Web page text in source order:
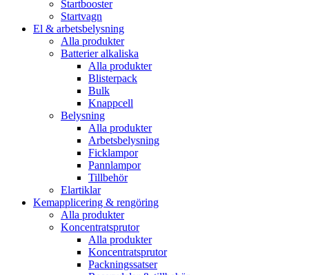
Startbooster
Startvagn
El & arbetsbelysning
Alla produkter
Batterier alkaliska
Alla produkter
Blisterpack
Bulk
Knappcell
Belysning
Alla produkter
Arbetsbelysning
Ficklampor
Pannlampor
Tillbehör
Elartiklar
Kemapplicering & rengöring
Alla produkter
Koncentratsprutor
Alla produkter
Koncentratsprutor
Packningssatser